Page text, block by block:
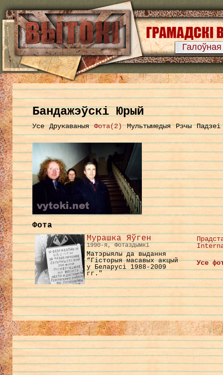
Галоўная
Бандажэўскі Юрый
Усе Друкаваныя Фота(2) Мультымедыя Рэчы Падзеі
Фота
Мурашка Яўген
1990-я, Фотаздымкі
Матэрыялы да выдання
“Гісторыя масавых акцый
у Беларусі 1988-2009
гг."
Усе